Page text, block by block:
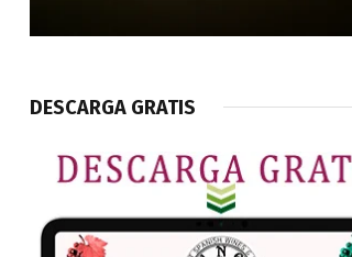
DESCARGA GRATIS